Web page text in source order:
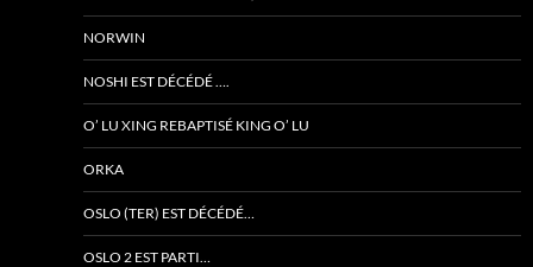
NORWIN
NOSHI EST DÉCÉDÉ ….
O’ LU XING REBAPTISÉ KING O’ LU
ORKA
OSLO (TER) EST DÉCÉDÉ…
OSLO 2 EST PARTI…